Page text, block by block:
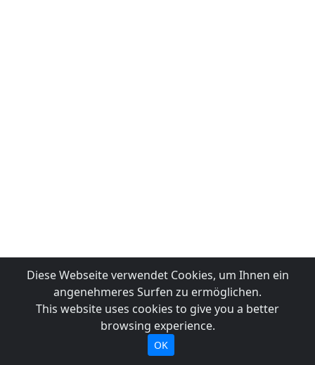
Diese Webseite verwendet Cookies, um Ihnen ein
angenehmeres Surfen zu ermöglichen.
This website uses cookies to give you a better
browsing experience.
OK